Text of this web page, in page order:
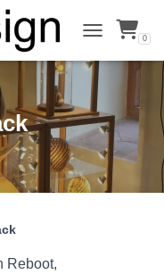
NAVIGATION
0
Reboot,